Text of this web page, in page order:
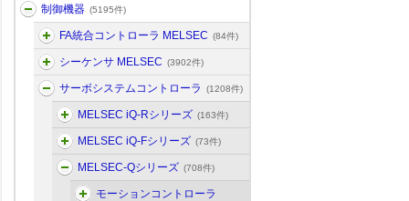
制御機器 (5195件)
FA統合コントローラ MELSEC (84件)
シーケンサ MELSEC (3902件)
サーボシステムコントローラ (1208件)
MELSEC iQ-Rシリーズ (163件)
MELSEC iQ-Fシリーズ (73件)
MELSEC-Qシリーズ (708件)
モーションコントローラ